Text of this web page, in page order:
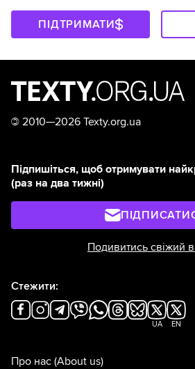
ПІДТРИМАТИ
© 2010—2026 Texty.org.ua
Підпишіться, щоб отримувати
(раз на два тижні)
Подивитись свіжий
Стежити:
UA EN
Про нас (About us)